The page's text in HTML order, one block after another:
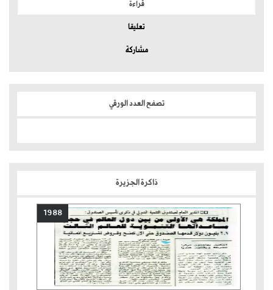
قراءة
تعليقا
مشاركة
تصفح العدد الورقي
ذاكرة الجزيرة
1988